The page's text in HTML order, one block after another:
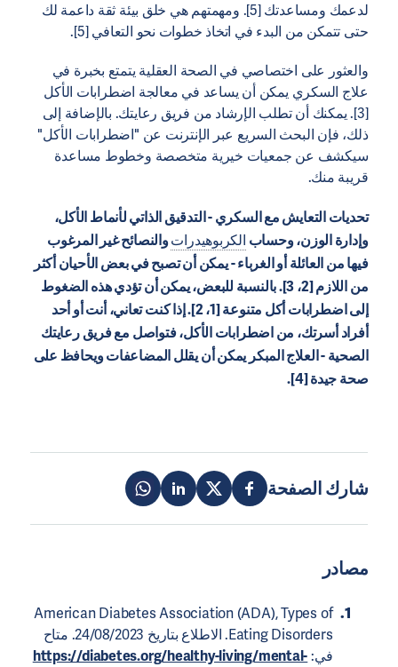
لدعمك ومساعدتك [5]. ومهمتهم هي خلق بيئة ثقة داعمة لك
حتى تتمكن من البدء في اتخاذ خطوات نحو التعافي [5].
والعثور على اختصاصي في الصحة العقلية يتمتع بخبرة في
علاج السكري يمكن أن يساعد في معالجة اضطرابات الأكل
[3]. يمكنك أن تطلب الإرشاد من فريق رعايتك. بالإضافة إلى
ذلك، فإن البحث السريع عبر الإنترنت عن "اضطرابات الأكل"
سيكشف عن جمعيات خيرية متخصصة وخطوط مساعدة
قريبة منك.
تحديات التعايش مع السكري - التدقيق الذاتي لأنماط الأكل،
وإدارة الوزن، وحساب الكربوهيدراتوالنصائح غير المرغوب
فيها من العائلة أو الغرباء - يمكن أن تصبح في بعض الأحيان أكثر
من اللازم [2، 3]. بالنسبة للبعض، يمكن أن تؤدي هذه الضغوط
إلى اضطرابات أكل متنوعة [1، 2]. إذا كنت تعاني، أنت أو أحد
أفراد أسرتك، من اضطرابات الأكل، فتواصل مع فريق رعايتك
الصحية - العلاج المبكر يمكن أن يقلل المضاعفات ويحافظ على
صحة جيدة [4].
شارك الصفحة
مصادر
American Diabetes Association (ADA), Types of
Eating Disorders. الاطلاع بتاريخ 24/08/2023. متاح
في:https://diabetes.org/healthy-living/mental-